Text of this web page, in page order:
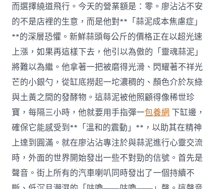
而選擇繞道飛行。今天的營業額是：零。廖沾沾不安
的不是店裡的生意，而是他對**「蒜泥成本焦慮症」
**的深層恐懼。新鮮蒜頭每公斤的價格正在以超光速
上漲，如果再這樣下去，他引以為傲的「靈魂蒜泥」
將難以為繼。他拿著一把被磨得光滑、閃耀著不祥光
芒的小銀勺，從缸底撈起一坨濃稠的、顏色介於灰綠
與土黃之間的發酵物。這蒜泥被他照顧得像稀世珍
寶，每隔三小時，他就要用手指彈一包養網 下缸邊，
確保它能感受到**「溫和的震動」**，以助其在精神
上達到圓滿。就在廖沾沾專注於與蒜泥進行心靈交流
時，外面的世界開始發出一些不對勁的信號。首先是
聲音。街上所有的汽車喇叭同時發出了一個持續不